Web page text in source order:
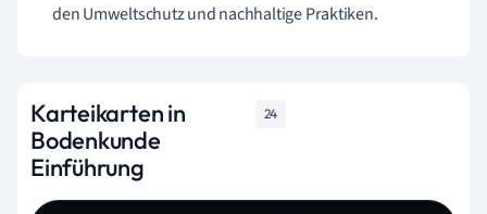
den Umweltschutz und nachhaltige Praktiken.
Karteikarten in
Bodenkunde
Einführung
24